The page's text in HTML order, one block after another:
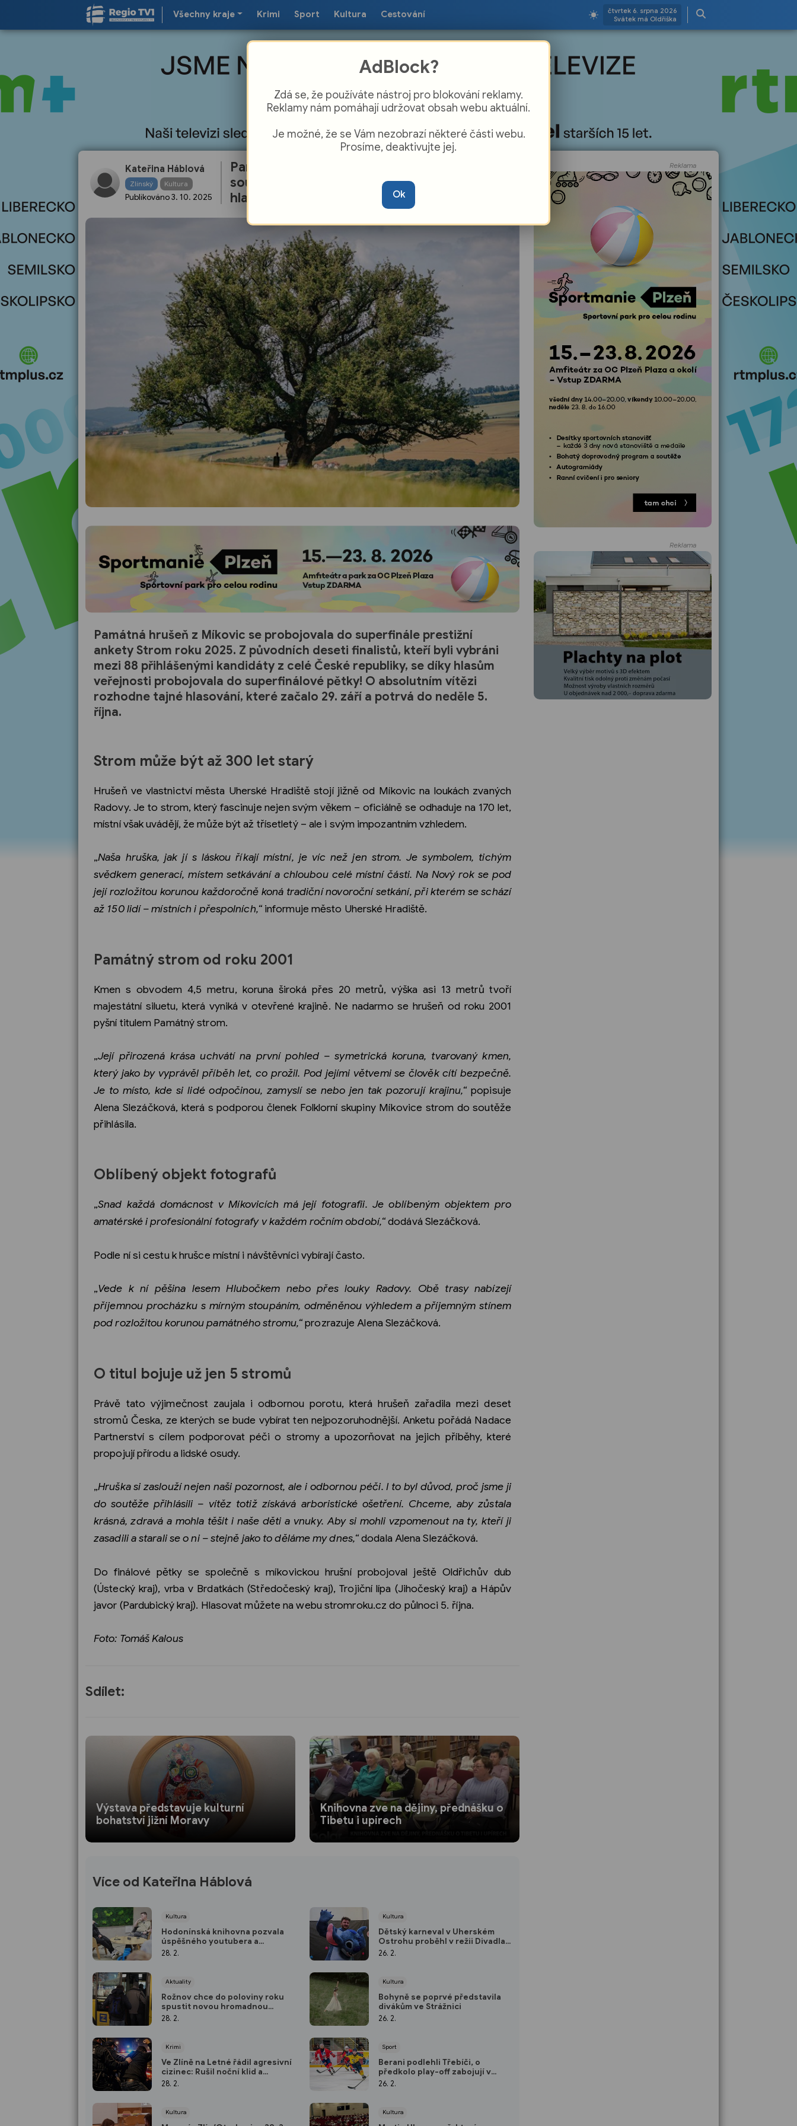
Všechny kraje Krimi Sport Kultura Cestování
čtvrtek 6. srpna 2026
Svátek má Oldřiška
Kateřina Háblová
Zlínský Kultura
Publikováno3. 10. 2025
Památná hrušeň z Míkovic je v superfinále
soutěže Strom roku 2025. O vítězi můžete
hlasovat do 5. října
Památná hrušeň z Míkovic se probojovala do superfinále prestižní
ankety Strom roku 2025. Z původních deseti finalistů, kteří byli vybráni
mezi 88 přihlášenými kandidáty z celé České republiky, se díky hlasům
veřejnosti probojovala do superfinálové pětky! O absolutním vítězi
rozhodne tajné hlasování, které začalo 29. září a potrvá do neděle 5.
října.
Strom může být až 300 let starý
Hrušeň ve vlastnictví města Uherské Hradiště stojí jižně od Míkovic na loukách zvaných
Radovy. Je to strom, který fascinuje nejen svým věkem – oficiálně se odhaduje na 170 let,
místní však uvádějí, že může být až třísetletý – ale i svým impozantním vzhledem.
„Naša hruška, jak jí s láskou říkají místní, je víc než jen strom. Je symbolem, tichým
svědkem generací, místem setkávání a chloubou celé místní části. Na Nový rok se pod
její rozložitou korunou každoročně koná tradiční novoroční setkání, při kterém se schází
až 150 lidí – místních i přespolních,“informuje město Uherské Hradiště.
Památný strom od roku 2001
Kmen s obvodem 4,5 metru, koruna široká přes 20 metrů, výška asi 13 metrů tvoří
majestátní siluetu, která vyniká v otevřené krajině. Ne nadarmo se hrušeň od roku 2001
pyšní titulem Památný strom.
„Její přirozená krása uchvátí na první pohled – symetrická koruna, tvarovaný kmen,
který jako by vyprávěl příběh let, co prožil. Pod jejími větvemi se člověk cítí bezpečně.
Je to místo, kde si lidé odpočinou, zamyslí se nebo jen tak pozorují krajinu,“ popisuje
Alena Slezáčková, která s podporou členek Folklorní skupiny Míkovice strom do soutěže
přihlásila.
Oblíbený objekt fotografů
„Snad každá domácnost v Míkovicích má její fotografii. Je oblíbeným objektem pro
amatérské i profesionální fotografy v každém ročním období,“dodává Slezáčková.
Podle ní si cestu k hrušce místní i návštěvníci vybírají často.
„Vede k ní pěšina lesem Hlubočkem nebo přes louky Radovy. Obě trasy nabízejí
příjemnou procházku s mírným stoupáním, odměněnou výhledem a příjemným stínem
pod rozložitou korunou památného stromu,“prozrazuje Alena Slezáčková.
O titul bojuje už jen 5 stromů
Právě tato výjimečnost zaujala i odbornou porotu, která hrušeň zařadila mezi deset
stromů Česka, ze kterých se bude vybírat ten nejpozoruhodnější. Anketu pořádá Nadace
Partnerství s cílem podporovat péči o stromy a upozorňovat na jejich příběhy, které
propojují přírodu a lidské osudy.
„Hruška si zaslouží nejen naši pozornost, ale i odbornou péči. I to byl důvod, proč jsme ji
do soutěže přihlásili – vítěz totiž získává arboristické ošetření. Chceme, aby zůstala
krásná, zdravá a mohla těšit i naše děti a vnuky. Aby si mohli vzpomenout na ty, kteří ji
zasadili a starali se o ni – stejně jako to děláme my dnes,“dodala Alena Slezáčková.
Do finálové pětky se společně s míkovickou hrušní probojoval ještě Oldřichův dub
(Ústecký kraj), vrba v Brdatkách (Středočeský kraj), Trojiční lípa (Jihočeský kraj) a Hápův
javor (Pardubický kraj). Hlasovat můžete na webu stromroku.cz do půlnoci 5. října.
Foto: Tomáš Kalous
Sdílet:
Výstava představuje kulturní
bohatství jižní Moravy
Knihovna zve na dějiny, přednášku o
Tibetu i upírech
Více od Kateřina Háblová
Kultura
Hodonínská knihovna pozvala
úspěšného youtubera a
ilustrátora
28. 2.
Aktuality
Rožnov chce do poloviny roku
spustit novou hromadnou
dopravu na vyžádání
28. 2.
Krimi
Ve Zlíně na Letné řádil agresivní
cizinec: Rušil noční klid a
zaútočil i na strážníky
28. 2.
Kultura
Kultura
Dětský karneval v Uherském
Ostrohu proběhl v režii Divadla
Koráb
26. 2.
Kultura
Bohyně se poprvé představila
divákům ve Strážnici
26. 2.
Sport
Berani podlehli Třebíči, o
předkolo play-off zabojují v
sobotu. Vsetín schytal „bůra“ od
26. 2.
Kultura
Reklama
Reklama
AdBlock?
Zdá se, že používáte nástroj pro blokování reklamy.
Reklamy nám pomáhají udržovat obsah webu aktuální.
Je možné, že se Vám nezobrazí některé části webu.
Prosíme, deaktivujte jej.
Ok